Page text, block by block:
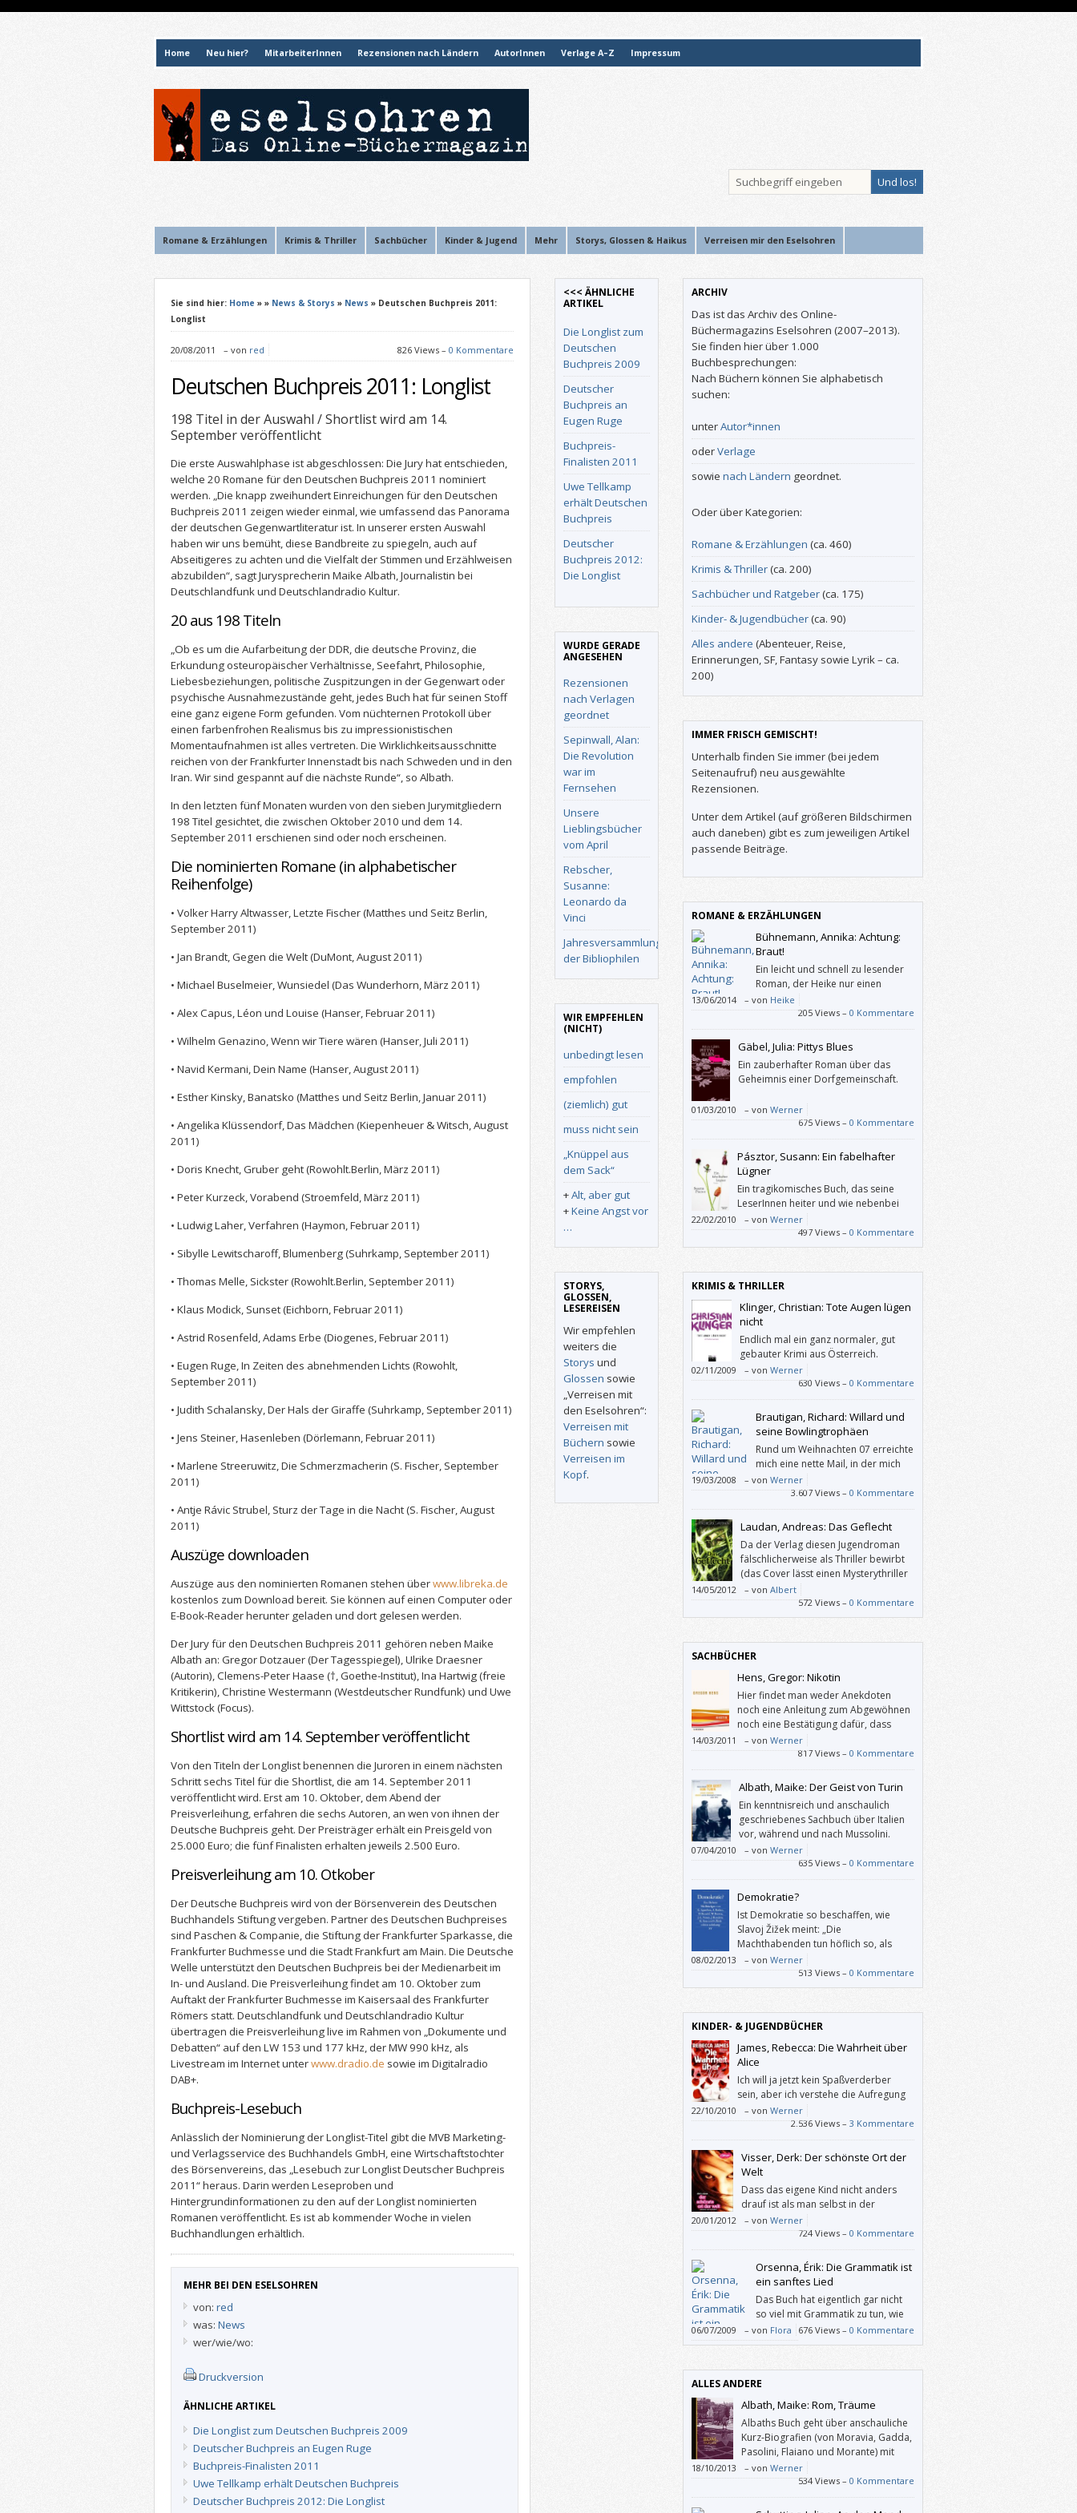
Home Neu hier? MitarbeiterInnen Rezensionen nach Ländern AutorInnen Verlage A–Z Impressum
Romane & Erzählungen Krimis & Thriller Sachbücher Kinder & Jugend Mehr Storys, Glossen & Haikus Verreisen mir den Eselsohren
Sie sind hier: Home » » News & Storys » News » Deutschen Buchpreis 2011:
Longlist
20/08/2011 – von red 826 Views – 0 Kommentare
Deutschen Buchpreis 2011: Longlist
198 Titel in der Auswahl / Shortlist wird am 14.
September veröffentlicht
Die erste Auswahlphase ist abgeschlossen: Die Jury hat entschieden,
welche 20 Romane für den Deutschen Buchpreis 2011 nominiert
werden. „Die knapp zweihundert Einreichungen für den Deutschen
Buchpreis 2011 zeigen wieder einmal, wie umfassend das Panorama
der deutschen Gegenwartliteratur ist. In unserer ersten Auswahl
haben wir uns bemüht, diese Bandbreite zu spiegeln, auch auf
Abseitigeres zu achten und die Vielfalt der Stimmen und Erzählweisen
abzubilden“, sagt Jurysprecherin Maike Albath, Journalistin bei
Deutschlandfunk und Deutschlandradio Kultur.
20 aus 198 Titeln
„Ob es um die Aufarbeitung der DDR, die deutsche Provinz, die
Erkundung osteuropäischer Verhältnisse, Seefahrt, Philosophie,
Liebesbeziehungen, politische Zuspitzungen in der Gegenwart oder
psychische Ausnahmezustände geht, jedes Buch hat für seinen Stoff
eine ganz eigene Form gefunden. Vom nüchternen Protokoll über
einen farbenfrohen Realismus bis zu impressionistischen
Momentaufnahmen ist alles vertreten. Die Wirklichkeitsausschnitte
reichen von der Frankfurter Innenstadt bis nach Schweden und in den
Iran. Wir sind gespannt auf die nächste Runde“, so Albath.
In den letzten fünf Monaten wurden von den sieben Jurymitgliedern
198 Titel gesichtet, die zwischen Oktober 2010 und dem 14.
September 2011 erschienen sind oder noch erscheinen.
Die nominierten Romane (in alphabetischer
Reihenfolge)
• Volker Harry Altwasser, Letzte Fischer (Matthes und Seitz Berlin,
September 2011)
• Jan Brandt, Gegen die Welt (DuMont, August 2011)
• Michael Buselmeier, Wunsiedel (Das Wunderhorn, März 2011)
• Alex Capus, Léon und Louise (Hanser, Februar 2011)
• Wilhelm Genazino, Wenn wir Tiere wären (Hanser, Juli 2011)
• Navid Kermani, Dein Name (Hanser, August 2011)
• Esther Kinsky, Banatsko (Matthes und Seitz Berlin, Januar 2011)
• Angelika Klüssendorf, Das Mädchen (Kiepenheuer & Witsch, August
2011)
• Doris Knecht, Gruber geht (Rowohlt.Berlin, März 2011)
• Peter Kurzeck, Vorabend (Stroemfeld, März 2011)
• Ludwig Laher, Verfahren (Haymon, Februar 2011)
• Sibylle Lewitscharoff, Blumenberg (Suhrkamp, September 2011)
• Thomas Melle, Sickster (Rowohlt.Berlin, September 2011)
• Klaus Modick, Sunset (Eichborn, Februar 2011)
• Astrid Rosenfeld, Adams Erbe (Diogenes, Februar 2011)
• Eugen Ruge, In Zeiten des abnehmenden Lichts (Rowohlt,
September 2011)
• Judith Schalansky, Der Hals der Giraffe (Suhrkamp, September 2011)
• Jens Steiner, Hasenleben (Dörlemann, Februar 2011)
• Marlene Streeruwitz, Die Schmerzmacherin (S. Fischer, September
2011)
• Antje Rávic Strubel, Sturz der Tage in die Nacht (S. Fischer, August
2011)
Auszüge downloaden
Auszüge aus den nominierten Romanen stehen überwww.libreka.de
kostenlos zum Download bereit. Sie können auf einen Computer oder
E-Book-Reader herunter geladen und dort gelesen werden.
Der Jury für den Deutschen Buchpreis 2011 gehören neben Maike
Albath an: Gregor Dotzauer (Der Tagesspiegel), Ulrike Draesner
(Autorin), Clemens-Peter Haase (†, Goethe-Institut), Ina Hartwig (freie
Kritikerin), Christine Westermann (Westdeutscher Rundfunk) und Uwe
Wittstock (Focus).
Shortlist wird am 14. September veröffentlicht
Von den Titeln der Longlist benennen die Juroren in einem nächsten
Schritt sechs Titel für die Shortlist, die am 14. September 2011
veröffentlicht wird. Erst am 10. Oktober, dem Abend der
Preisverleihung, erfahren die sechs Autoren, an wen von ihnen der
Deutsche Buchpreis geht. Der Preisträger erhält ein Preisgeld von
25.000 Euro; die fünf Finalisten erhalten jeweils 2.500 Euro.
Preisverleihung am 10. Otkober
Der Deutsche Buchpreis wird von der Börsenverein des Deutschen
Buchhandels Stiftung vergeben. Partner des Deutschen Buchpreises
sind Paschen & Companie, die Stiftung der Frankfurter Sparkasse, die
Frankfurter Buchmesse und die Stadt Frankfurt am Main. Die Deutsche
Welle unterstützt den Deutschen Buchpreis bei der Medienarbeit im
In- und Ausland. Die Preisverleihung findet am 10. Oktober zum
Auftakt der Frankfurter Buchmesse im Kaisersaal des Frankfurter
Römers statt. Deutschlandfunk und Deutschlandradio Kultur
übertragen die Preisverleihung live im Rahmen von „Dokumente und
Debatten“ auf den LW 153 und 177 kHz, der MW 990 kHz, als
Livestream im Internet unterwww.dradio.de sowie im Digitalradio
DAB+.
Buchpreis-Lesebuch
Anlässlich der Nominierung der Longlist-Titel gibt die MVB Marketing-
und Verlagsservice des Buchhandels GmbH, eine Wirtschaftstochter
des Börsenvereins, das „Lesebuch zur Longlist Deutscher Buchpreis
2011“ heraus. Darin werden Leseproben und
Hintergrundinformationen zu den auf der Longlist nominierten
Romanen veröffentlicht. Es ist ab kommender Woche in vielen
Buchhandlungen erhältlich.
MEHR BEI DEN ESELSOHREN
von: red
was: News
wer/wie/wo:
Druckversion
ÄHNLICHE ARTIKEL
Die Longlist zum Deutschen Buchpreis 2009
Deutscher Buchpreis an Eugen Ruge
Buchpreis-Finalisten 2011
Uwe Tellkamp erhält Deutschen Buchpreis
Deutscher Buchpreis 2012: Die Longlist
<<< ÄHNLICHE
ARTIKEL
Die Longlist zum
Deutschen
Buchpreis 2009
Deutscher
Buchpreis an
Eugen Ruge
Buchpreis-
Finalisten 2011
Uwe Tellkamp
erhält Deutschen
Buchpreis
Deutscher
Buchpreis 2012:
Die Longlist
WURDE GERADE
ANGESEHEN
Rezensionen
nach Verlagen
geordnet
Sepinwall, Alan:
Die Revolution
war im
Fernsehen
Unsere
Lieblingsbücher
vom April
Rebscher,
Susanne:
Leonardo da
Vinci
Jahresversammlung
der Bibliophilen
WIR EMPFEHLEN
(NICHT)
unbedingt lesen
empfohlen
(ziemlich) gut
muss nicht sein
„Knüppel aus
dem Sack“
+Alt, aber gut
+Keine Angst vor
…
STORYS,
GLOSSEN,
LESEREISEN
Wir empfehlen
weiters die
Storys und
Glossen sowie
„Verreisen mit
den Eselsohren“:
Verreisen mit
Büchern sowie
Verreisen im
Kopf.
ARCHIV
Das ist das Archiv des Online-
Büchermagazins Eselsohren (2007–2013).
Sie finden hier über 1.000
Buchbesprechungen:
Nach Büchern können Sie alphabetisch
suchen:
unterAutor*innen
oderVerlage
sowie nach Ländern geordnet.
Oder über Kategorien:
Romane & Erzählungen (ca. 460)
Krimis & Thriller(ca. 200)
Sachbücher und Ratgeber(ca. 175)
Kinder- & Jugendbücher(ca. 90)
Alles andere (Abenteuer, Reise,
Erinnerungen, SF, Fantasy sowie Lyrik – ca.
200)
IMMER FRISCH GEMISCHT!
Unterhalb finden Sie immer (bei jedem
Seitenaufruf) neu ausgewählte
Rezensionen.
Unter dem Artikel (auf größeren Bildschirmen
auch daneben) gibt es zum jeweiligen Artikel
passende Beiträge.
ROMANE & ERZÄHLUNGEN
Bühnemann, Annika: Achtung:
Braut!
Ein leicht und schnell zu lesender
Roman, der Heike nur einen
durchschnittlich berührenden,
aber doch unterhaltsamen Lesetag beschert hat.
13/06/2014 – von Heike
205 Views – 0 Kommentare
Gäbel, Julia: Pittys Blues
Ein zauberhafter Roman über das
Geheimnis einer Dorfgemeinschaft.
01/03/2010 – von Werner
675 Views – 0 Kommentare
Pásztor, Susann: Ein fabelhafter
Lügner
Ein tragikomisches Buch, das seine
LeserInnen heiter und wie nebenbei
nachdenklich stimmt.
22/02/2010 – von Werner
497 Views – 0 Kommentare
KRIMIS & THRILLER
Klinger, Christian: Tote Augen lügen
nicht
Endlich mal ein ganz normaler, gut
gebauter Krimi aus Österreich.
02/11/2009 – von Werner
630 Views – 0 Kommentare
Brautigan, Richard: Willard und
seine Bowlingtrophäen
Rund um Weihnachten 07 erreichte
mich eine nette Mail, in der mich
eine Frau Bergfeld auf ihre neue
Brautigan-Übersetzung aufmerksam machte,
weil sie mitbekommen hatte, dass ich ein Fan
dieses amerikanischen Autors bin. Ihre
Übersetzung sollte im Boder-Verlag
herauskommen, was mich zusätzlich freute, weil
Rowohlt Brautigan nicht mehr verlegt und weil
sich neben Kartaus nun ein weiterer Verlag
dieses Schriftstellers angenommen hat.
19/03/2008 – von Werner
3.607 Views – 0 Kommentare
Laudan, Andreas: Das Geflecht
Da der Verlag diesen Jugendroman
fälschlicherweise als Thriller bewirbt
(das Cover lässt einen Mysterythriller
vermuten), ist es ein leider glatter
Fehlkauf geworden.
14/05/2012 – von Albert
572 Views – 0 Kommentare
SACHBÜCHER
Hens, Gregor: Nikotin
Hier findet man weder Anekdoten
noch eine Anleitung zum Abgewöhnen
noch eine Bestätigung dafür, dass
andere dies auch nicht schaffen.
„Nikotin“ ist ein Buch über autonomes Handeln.
14/03/2011 – von Werner
817 Views – 0 Kommentare
Albath, Maike: Der Geist von Turin
Ein kenntnisreich und anschaulich
geschriebenes Sachbuch über Italien
vor, während und nach Mussolini.
07/04/2010 – von Werner
635 Views – 0 Kommentare
Demokratie?
Ist Demokratie so beschaffen, wie
Slavoj Žižek meint: „Die
Machthabenden tun höflich so, als
hätten sie nicht wirklich die Macht, und
bitten uns, frei zu entscheiden, ob wir sie ihnen
geben wollen“?
08/02/2013 – von Werner
513 Views – 0 Kommentare
KINDER- & JUGENDBÜCHER
James, Rebecca: Die Wahrheit über
Alice
Ich will ja jetzt kein Spaßverderber
sein, aber ich verstehe die Aufregung
um dieses Buch nicht. Und Rebecca
James ist definitiv nicht die neue J. K. Rowling.
22/10/2010 – von Werner
2.536 Views – 3 Kommentare
Visser, Derk: Der schönste Ort der
Welt
Dass das eigene Kind nicht anders
drauf ist als man selbst in der
Pubertät, will man nicht wirklich
wahrhaben. Vissers Roman kann dem abhelfen.
20/01/2012 – von Werner
724 Views – 0 Kommentare
Orsenna, Érik: Die Grammatik ist
ein sanftes Lied
Das Buch hat eigentlich gar nicht
so viel mit Grammatik zu tun, wie
der Name sagt. Es hat mir sehr gut
gefallen weil, es sehr witzig und spannend
06/07/2009 – von Flora 676 Views – 0 Kommentare
ALLES ANDERE
Albath, Maike: Rom, Träume
Albaths Buch geht über anschauliche
Kurz-Biografien (von Moravia, Gadda,
Pasolini, Flaiano und Morante) mit
erhellenden Interviews und
prägnanten Einführungen in die wesentlichen
Werke hinaus, es ist auch der geglückte Versuch,
dem Zeitphänomen des „Dolce Vita“ auf die Spur
18/10/2013 – von Werner
534 Views – 0 Kommentare